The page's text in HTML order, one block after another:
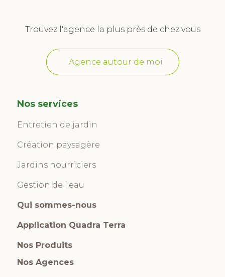
Trouvez l'agence la plus près de chez vous
Agence autour de moi
Nos services
Entretien de jardin
Création paysagère
Jardins nourriciers
Gestion de l'eau
Qui sommes-nous
Application Quadra Terra
Nos Produits
Nos Agences